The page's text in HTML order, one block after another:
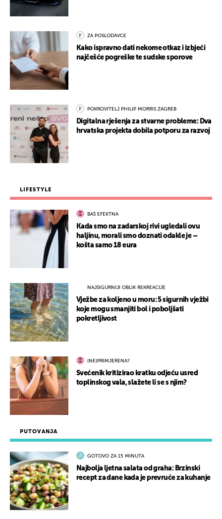
PUTOVANJA
GOTOVO ZA 15 MINUTA
Najbolja ljetna salata od graha: Brzinski
recept za dane kada je prevruće za kuhanje
ZA POSLODAVCE
Kako ispravno dati nekome otkaz i izbjeći
najčešće pogreške te sudske sporove
POKROVITELJ PHILIP MORRIS ZAGREB
Digitalna rješenja za stvarne probleme: Dva
hrvatska projekta dobila potporu za razvoj
LIFESTYLE
BAŠ EFEKTNA
Kada smo na zadarskoj rivi ugledali ovu
haljinu, morali smo doznati odakle je –
košta samo 18 eura
NAJSIGURNIJI OBLIK REKREACIJE
Vježbe za koljeno u moru: 5 sigurnih vježbi
koje mogu smanjiti bol i poboljšati
pokretljivost
(NE)PRIMJERENA?
Svećenik kritizirao kratku odjeću usred
toplinskog vala, slažete li se s njim?